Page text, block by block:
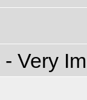
- Very